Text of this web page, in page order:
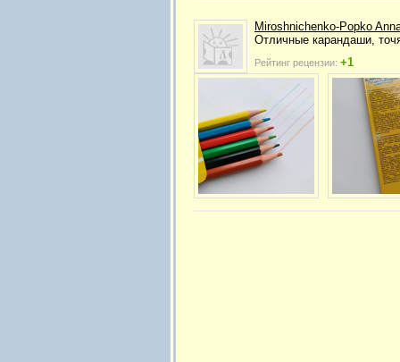
Miroshnichenko-Popko
Отличные карандаши,
Рейтинг рецензии: +1